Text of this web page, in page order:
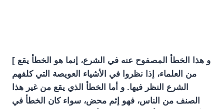
[ و هذا الخطأ المصفوح عنه في الشرع، إنما هو الخطأ يقع
من العلماء، إذا نظروا في الأشياء العويصة التي كلفهم
الشرع النظر فيها. و أما الخطأ الذي يقع من غير هذا
الصنف من الناس، فهو إثم محض، سواء كان الخطأ في